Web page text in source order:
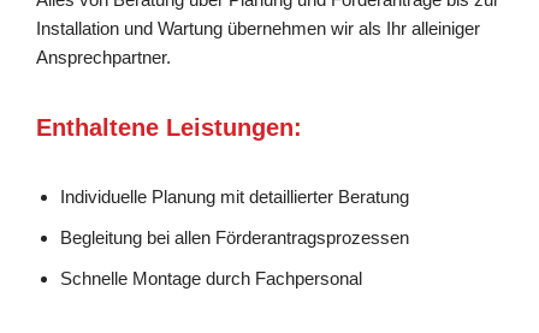
Installation und Wartung übernehmen wir als Ihr alleiniger
Ansprechpartner.
Enthaltene Leistungen:
Individuelle Planung mit detaillierter Beratung
Begleitung bei allen Förderantragsprozessen
Schnelle Montage durch Fachpersonal